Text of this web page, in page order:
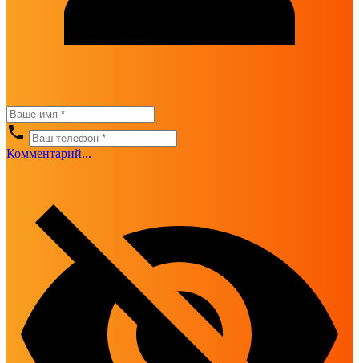
Комментарий...